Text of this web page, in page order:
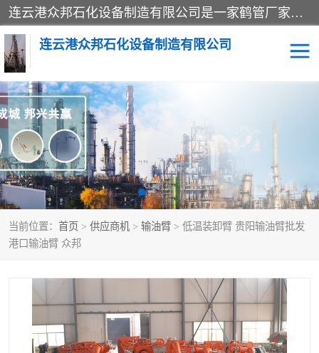
连云港众邦石化设备制造有限公司是一家鹤管厂家主营：鹤管、装车鹤管等，是致力于石油、石化等流体装卸设备(主要产品如鹤管、输油臂、脱缆钩等)的咨询、设计、制造、检测、安装指导、系统调试、维修维护等业务的公司。
连云港众邦石化设备制造有限公司
当前位置： 首页 > 供应商机 > 输油臂 > 低温装卸臂 贵阳输油臂批发
港口输油臂 众邦
鹤管 顶部装卸鹤管
底部装卸鹤管 LNG低温鹤管
液氨鹤管 液化气鹤管
鹤管配件 活动梯栈台
撬装系统设备 装车鹤管